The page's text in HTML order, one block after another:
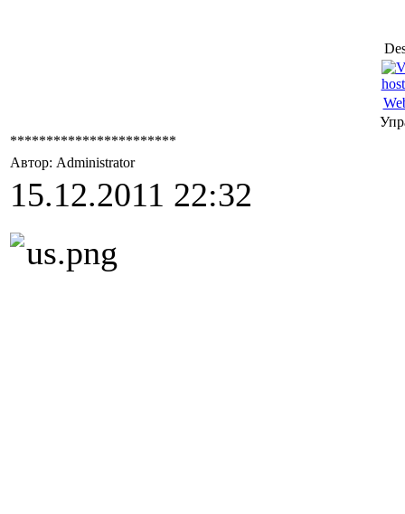
***********************
Автор: Administrator
15.12.2011 22:32